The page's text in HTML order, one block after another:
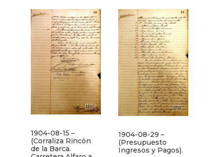
1904-08-15 –
(Corraliza Rincón
de la Barca.
1904-08-29 –
(Presupuesto
Ingresos y Pagos).